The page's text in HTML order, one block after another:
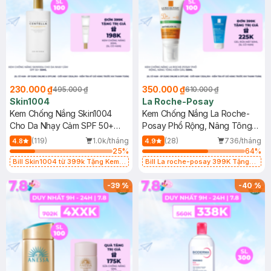
230.000 ₫495.000 ₫
Skin1004
Kem Chống Nắng Skin1004
Cho Da Nhạy Cảm SPF 50+
50ml
4.8 (119)
1.0k/tháng
25%
Bill Skin1004 từ 399k Tặng Kem
SPF 50+ 20ml (SL Có Hạn)
350.000 ₫610.000 ₫
La Roche-Posay
Kem Chống Nắng La Roche-
Posay Phổ Rộng, Nâng Tông
Kiềm Dầu 50ml
4.9 (28)
736/tháng
64%
Bill La roche-posay 399K Tặng
(SL có hạn)
-39% -40%